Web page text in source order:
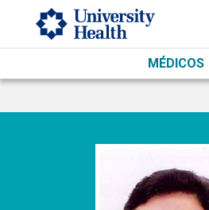
Skip to main content
MÉDICOS